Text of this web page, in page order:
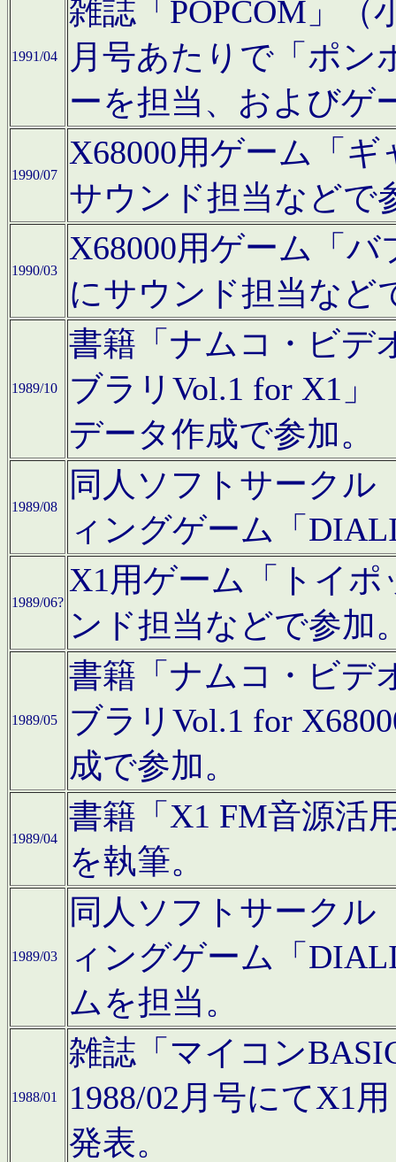
1991/04
雑誌「POPCOM」（
月号あたりで「ポン
ーを担当、およびゲ
1990/07
X68000用ゲーム「
サウンド担当などで
1990/03
X68000用ゲーム「
にサウンド担当など
1989/10
書籍「ナムコ・ビデ
ブラリVol.1 for X1」
データ作成で参加。
1989/08
同人ソフトサークル
ィングゲーム「
1989/06?
X1用ゲーム「トイ
ンド担当などで参加
1989/05
書籍「ナムコ・ビデ
ブラリVol.1 for
成で参加。
1989/04
書籍「X1 FM音源活
を執筆。
1989/03
同人ソフトサークル
ィングゲーム「
ムを担当。
1988/01
雑誌「マイコン
1988/02月号にてX1
発表。